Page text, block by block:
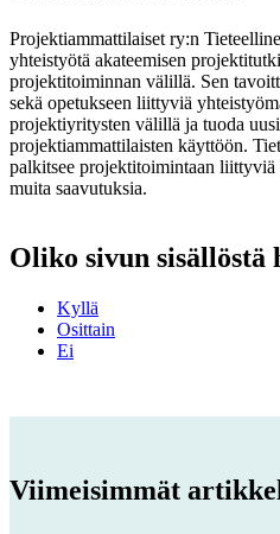
Projektiammattilaiset ry:n
yhteistyötä akateemisen
projektitoiminnan välillä. Sen
sekä opetukseen liittyviä
projektiyritysten välillä ja tuoda
projektiammattilaisten käyttöön.
palkitsee projektitoimintaan liittyviä
muita saavutuksia.
Oliko sivun sisällöstä
Kyllä
Osittain
Ei
Viimeisimmät